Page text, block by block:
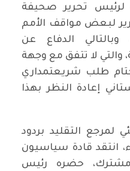
لرئيس تحرير صحيفة
لبعض مواقف الأمم
الدفاع عن
والتي لا تتفق مع وجهة
طلب شريعتمداري
إعادة النظر بهذا
لمرجع التقليد بردود
انتقد قادة سياسيون
مشترك، حضره رئيس